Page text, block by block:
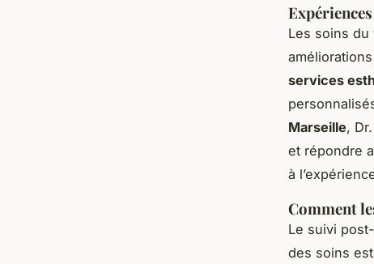
Les soins
services
Marseille,
et répondre
à
Comment
Le suivi
des soins